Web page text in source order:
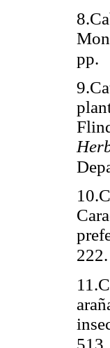
pp.
222.
513.